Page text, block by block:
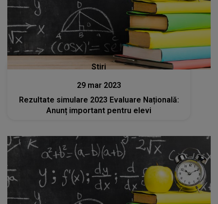
Stiri
29 mar 2023
Rezultate simulare 2023 Evaluare Națională:
Anunț important pentru elevi